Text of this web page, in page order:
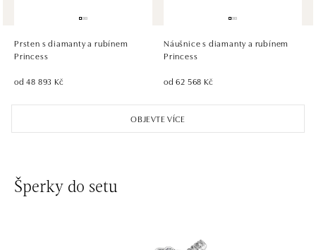
Pribinova 8, 811 09 Bratislava
dnes otevřeno do 21:00
OBJEVTE VÍCE
Prsten s diamanty a rubínem
Princess
od 48 893 Kč
Náušnice s diamanty a rubínem
Princess
od 62 568 Kč
Šperky do setu